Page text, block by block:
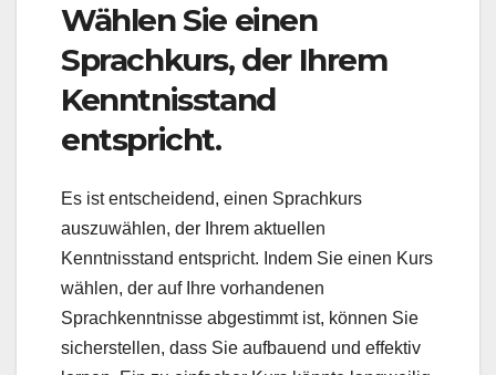
Wählen Sie einen
Sprachkurs, der Ihrem
Kenntnisstand
entspricht.
Es ist entscheidend, einen Sprachkurs
auszuwählen, der Ihrem aktuellen
Kenntnisstand entspricht. Indem Sie einen Kurs
wählen, der auf Ihre vorhandenen
Sprachkenntnisse abgestimmt ist, können Sie
sicherstellen, dass Sie aufbauend und effektiv